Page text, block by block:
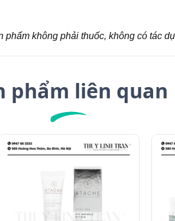
không phải thuốc, không có tác
phẩm liên quan